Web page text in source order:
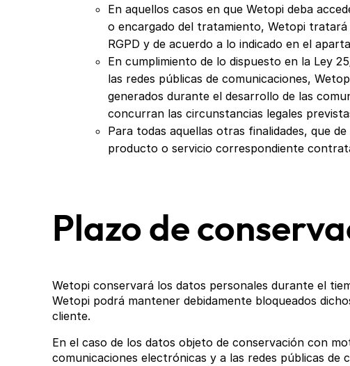
En aquellos casos en que Wetopi deba
o encargado del tratamiento, Wetopi
RGPD y de acuerdo a lo indicado en el
En cumplimiento de lo dispuesto en la Ley
las redes públicas de comunicaciones,
generados durante el desarrollo de las
concurran las circunstancias legales
Para todas aquellas otras finalidades, que
producto o servicio correspondiente
Plazo de
Wetopi conservará los datos personales durante el
Wetopi podrá mantener debidamente bloqueados
cliente.
En el caso de los datos objeto de conservación con
comunicaciones electrónicas y a las redes públicas de